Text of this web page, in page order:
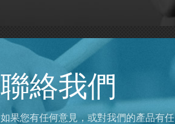
聯絡我們
如果您有任何意見，或對我們的產品有任